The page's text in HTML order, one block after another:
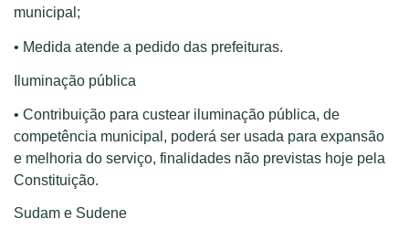
municipal;
• Medida atende a pedido das prefeituras.
Iluminação pública
• Contribuição para custear iluminação pública, de
competência municipal, poderá ser usada para expansão
e melhoria do serviço, finalidades não previstas hoje pela
Constituição.
Sudam e Sudene